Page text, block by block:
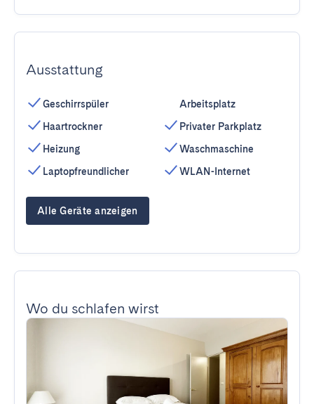
Ausstattung
Geschirrspüler
Haartrockner
Heizung
Laptopfreundlicher
Arbeitsplatz
Privater Parkplatz
Waschmaschine
WLAN-Internet
Alle Geräte anzeigen
Wo du schlafen wirst